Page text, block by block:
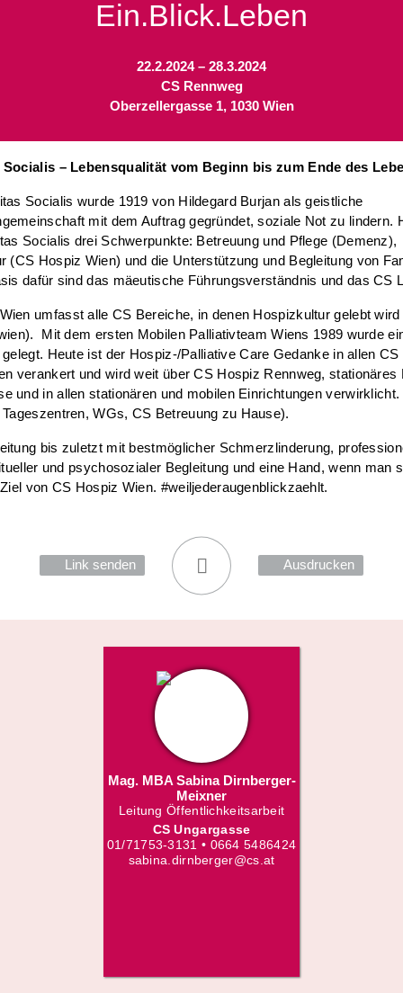
Ein.Blick.Leben
22.2.2024 – 28.3.2024
CS Rennweg
Oberzellergasse 1, 1030 Wien
Socialis – Lebensqualität vom Beginn bis zum Ende des
Socialis wurde 1919 von Hildegard Burjan als geistliche
mit dem Auftrag gegründet, soziale Not zu lindern.
Socialis drei Schwerpunkte: Betreuung und Pflege (Demenz),
(CS Hospiz Wien) und die Unterstützung und Begleitung von
dafür sind das mäeutische Führungsverständnis und das CS
umfasst alle CS Bereiche, in denen Hospizkultur gelebt wird
Mit dem ersten Mobilen Palliativteam Wiens 1989 wurde
Heute ist der Hospiz-/Palliative Care Gedanke in allen CS
verankert und wird weit über CS Hospiz Rennweg, stationäres
und in allen stationären und mobilen Einrichtungen
Tageszentren, WGs, CS Betreuung zu Hause).
bis zuletzt mit bestmöglicher Schmerzlinderung,
und psychosozialer Begleitung und eine Hand, wenn man
von CS Hospiz Wien. #weiljederaugenblickzaehlt.
Link senden Ausdrucken
Mag. MBA Sabina Dirnberger-
Meixner
Leitung Öffentlichkeitsarbeit
CS Ungargasse
01/71753-3131 • 0664 5486424
sabina.dirnberger@cs.at